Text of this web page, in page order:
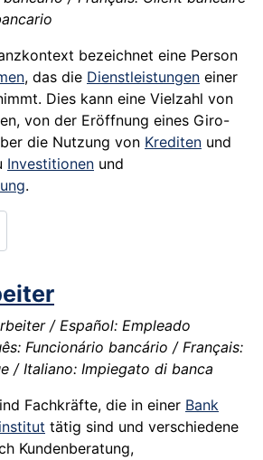
bezeichnet eine Person
, das die Dienstleistungen einer
Dies kann eine Vielzahl von
von der Eröffnung eines Giro-
die Nutzung von Krediten und
Investitionen und
.
/ Español: Empleado
Funcionário bancário / Français:
/ Italiano: Impiegato di banca
Fachkräfte, die in einer Bank
tätig sind und verschiedene
Kundenberatung,